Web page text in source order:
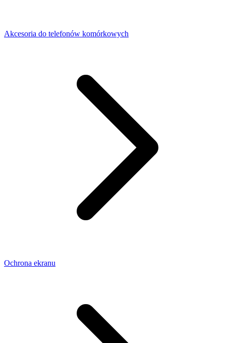
Akcesoria do telefonów komórkowych
Ochrona ekranu